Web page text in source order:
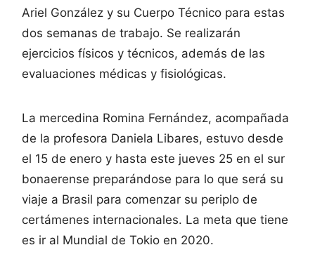
Ariel González y su Cuerpo Técnico para estas
dos semanas de trabajo. Se realizarán
ejercicios físicos y técnicos, además de las
evaluaciones médicas y fisiológicas.
La mercedina Romina Fernández, acompañada
de la profesora Daniela Libares, estuvo desde
el 15 de enero y hasta este jueves 25 en el sur
bonaerense preparándose para lo que será su
viaje a Brasil para comenzar su periplo de
certámenes internacionales. La meta que tiene
es ir al Mundial de Tokio en 2020.